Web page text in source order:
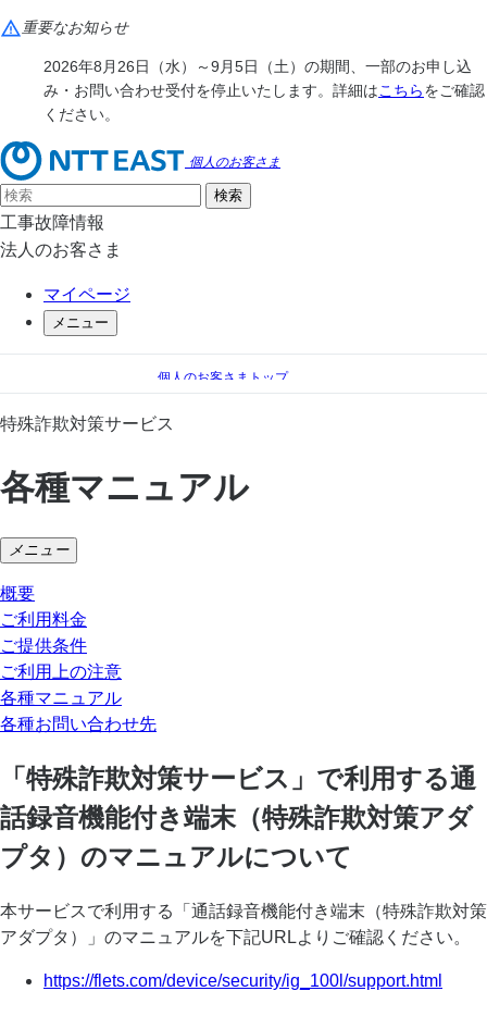
重要なお知らせ
2026年8月26日（水）～9月5日（土）の期間、一部のお申し込
み・お問い合わせ受付を停止いたします。詳細はこちらをご確認
ください。
個人のお客さま
工事故障情報
法人のお客さま
マイページ
メニュー
個人のお客さまトップ
電話
電話 オプションサービス一覧
特殊詐欺対策サービス
各種マニュアル
メニュー
概要
ご利用料金
ご提供条件
ご利用上の注意
各種マニュアル
各種お問い合わせ先
「特殊詐欺対策サービス」で利用する通
話録音機能付き端末（特殊詐欺対策アダ
プタ）のマニュアルについて
本サービスで利用する「通話録音機能付き端末（特殊詐欺対策
アダプタ）」のマニュアルを下記URLよりご確認ください。
https://flets.com/device/security/ig_100l/support.html